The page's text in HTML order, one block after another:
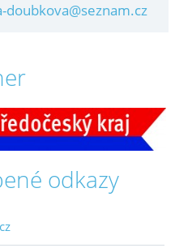
doubkova@seznam.cz
odkazy